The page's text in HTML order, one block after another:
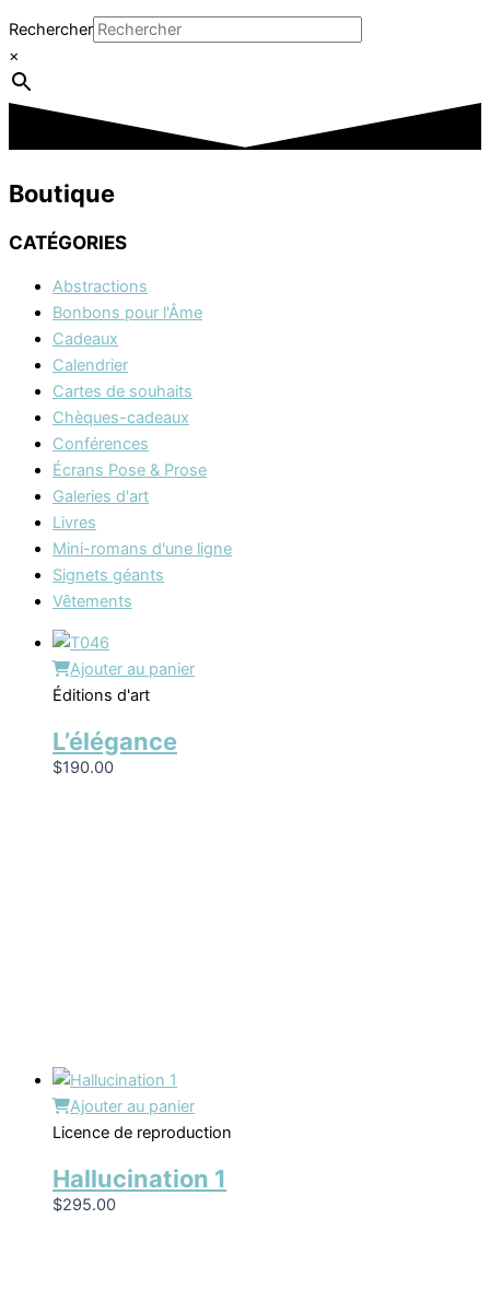
Rechercher
×
Boutique
CATÉGORIES
Abstractions
Bonbons pour l'Âme
Cadeaux
Calendrier
Cartes de souhaits
Chèques-cadeaux
Conférences
Écrans Pose & Prose
Galeries d'art
Livres
Mini-romans d'une ligne
Signets géants
Vêtements
Ajouter au panier
Éditions d'art
L’élégance
$190.00
Ajouter au panier
Licence de reproduction
Hallucination 1
$295.00